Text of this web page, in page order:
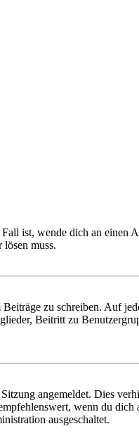
ist, wende dich an einen
muss.
zu schreiben. Auf
Beitritt zu
angemeldet. Dies
wenn du
ausgeschaltet.